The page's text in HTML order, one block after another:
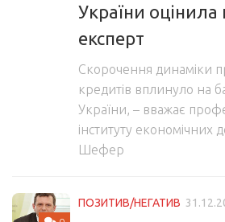
України оцінила
експерт
Скорочення динаміки
кредитів вплинуло на
України, – вважає
інституту економічних
Шефер
ПОЗИТИВ/НЕГАТИВ